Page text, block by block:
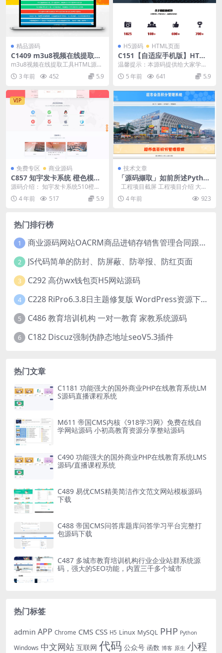
精品源码
C1409 m3u8视频在线提取工
具HTML源码
m3u8视频在线提取工具HTML源
码，该源码支持将m3u8视频源转换
为MP4格式...
3 年前 452 5.9
H5源码 HTML页面
C151【自适应手机版】HTML
5响应式IT网络工作室网站源
码 H5自适应网络公司网站建
设设计网站模板
温馨提示：本源码提供给大家学习
研究借鉴美工之用，请勿用于商业
和违法用途，无任何技...
5 年前 641 5.9
VIP
免费专区 商业源码
C857 知宇发卡系统 橙色模版
+手机端模版+商户模版
源码介绍： 知宇发卡系统510橙色
模版+手机端模版+商户模版 安装说
明： 运行环...
4 年前 517 5.9
技术文章
「源码撷取」如前所述Pytho
n的大型超市团体会员点数信
息系统
工程项目截屏 工程项目介绍 大型
超市团体会员点数信息系统主要用
于实...4 年前 923
热门排行榜
1 商业源码网站OACRM商品进销存销售管理合同跟单源码
2 JS代码简单的防封、防屏蔽、防举报、防红页面
3 C292 高仿wx钱包页H5网站源码
4 C228 RiPro6.3.8日主题修复版 WordPress资源下载站主题模板 去后门和加密
5 C486 教育培训机构 一对一教育 家教系统源码
6 C182 Discuz强制伪静态地址seoV5.3插件
热门文章
C1181 功能强大的国外商业PHP在线教育系统LM
S源码直播课程系统
M611 帝国CMS内核《918学习网》免费在线自
学网站源码 小初高教育资源分享整站源码
C490 功能强大的国外商业PHP在线教育系统LMS
源码/直播课程系统
C489 易优CMS精美简洁作文范文网站模板源码
下载
C488 帝国CMS问答库题库问答学习平台完整打
包源码下载
C487 多城市教育培训机构行业企业站群系统源
码，强大的SEO功能，内置三千多个城市
热门标签
admin APP Chrome CMS CSS H5 Linux MySQL PHP Python
Windows 中文网站 互联网 代码 公众号 函数 博客 原生 小程